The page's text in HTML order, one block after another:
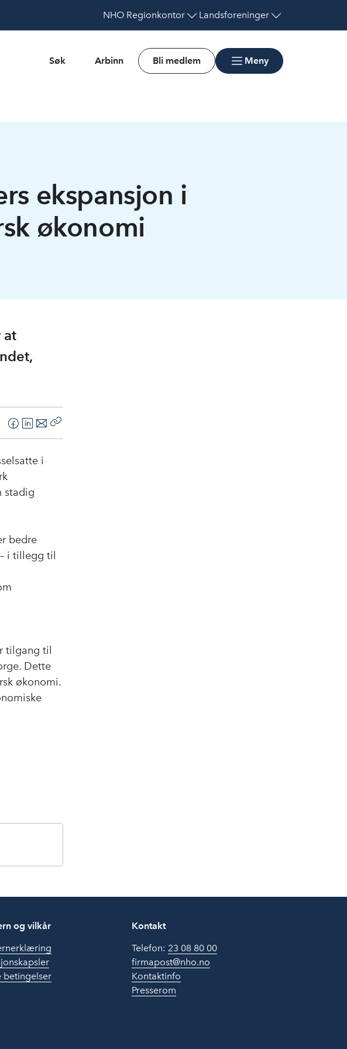
NHO Regionkontor Landsforeninger
Søk Arbinn Bli medlem Meny
ekspansjon i
økonomi
at
F
c
o
L
n
e
d
E
p i
stadig
bedre
i tillegg til
tilgang til
Dette
økonomi.
og vilkår
betingelser
Kontakt
Telefon: 23 08 80 00
firmapost@nho.no
Kontaktinfo
Presserom